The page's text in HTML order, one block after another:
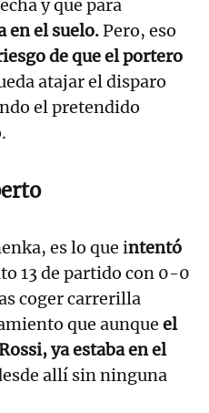
y que para
en el suelo.Pero, eso
de que el portero
atajar el disparo
el pretendido
es lo que intentó
13 de partido con 0-0
coger carrerilla
que aunque el
ya estaba en el
allí sin ninguna